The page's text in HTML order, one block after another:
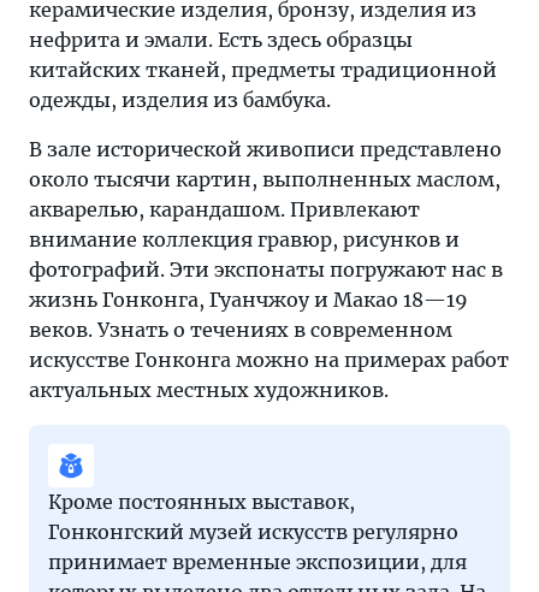
керамические изделия, бронзу, изделия из
нефрита и эмали. Есть здесь образцы
китайских тканей, предметы традиционной
одежды, изделия из бамбука.
В зале исторической живописи представлено
около тысячи картин, выполненных маслом,
акварелью, карандашом. Привлекают
внимание коллекция гравюр, рисунков и
фотографий. Эти экспонаты погружают нас в
жизнь Гонконга, Гуанчжоу и Макао 18—19
веков. Узнать о течениях в современном
искусстве Гонконга можно на примерах работ
актуальных местных художников.
Кроме постоянных выставок,
Гонконгский музей искусств регулярно
принимает временные экспозиции, для